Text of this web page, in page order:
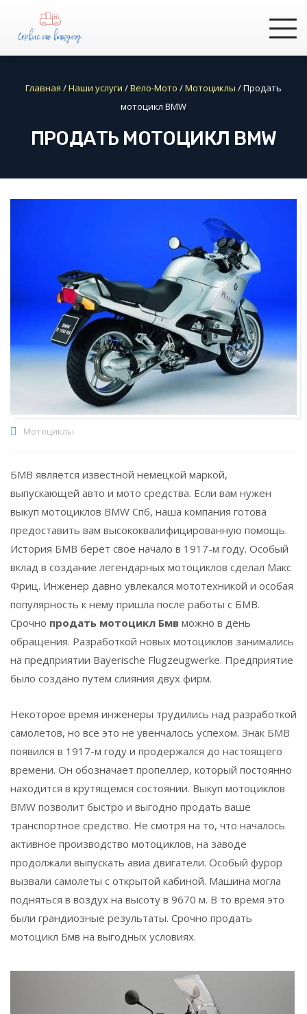
Главная /Наши услуги /Вело-Мото /Мотоциклы /Продать
мотоцикл BMW
ПРОДАТЬ МОТОЦИКЛ BMW
Мотоциклы
БМВ является известной немецкой маркой,
выпускающей авто и мото средства. Если вам нужен
выкуп мотоциклов BMW Спб, наша компания готова
предоставить вам высококвалифицированную помощь.
История БМВ берет свое начало в 1917-м году. Особый
вклад в создание легендарных мотоциклов сделал Макс
Фриц. Инженер давно увлекался мототехникой и особая
популярность к нему пришла после работы с БМВ.
Срочно продать мотоцикл Бмв можно в день
обращения. Разработкой новых мотоциклов занимались
на предприятии Bayerische Flugzeugwerke. Предприятие
было создано путем слияния двух фирм.
Некоторое время инженеры трудились над разработкой
самолетов, но все это не увенчалось успехом. Знак БМВ
появился в 1917-м году и продержался до настоящего
времени. Он обозначает пропеллер, который постоянно
находится в крутящемся состоянии. Выкуп мотоциклов
BMW позволит быстро и выгодно продать ваше
транспортное средство. Не смотря на то, что началось
активное производство мотоциклов, на заводе
продолжали выпускать авиа двигатели. Особый фурор
вызвали самолеты с открытой кабиной. Машина могла
подняться в воздух на высоту в 9670 м. В то время это
были грандиозные результаты. Срочно продать
мотоцикл Бмв на выгодных условиях.